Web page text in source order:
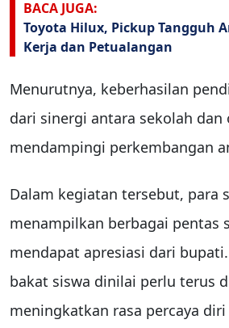
BACA JUGA:
Toyota Hilux, Pickup Tangguh
Kerja dan Petualangan
Menurutnya, keberhasilan
dari sinergi antara sekolah dan
mendampingi perkembangan
Dalam kegiatan tersebut, para
menampilkan berbagai pentas
mendapat apresiasi dari
bakat siswa dinilai perlu terus
meningkatkan rasa percaya